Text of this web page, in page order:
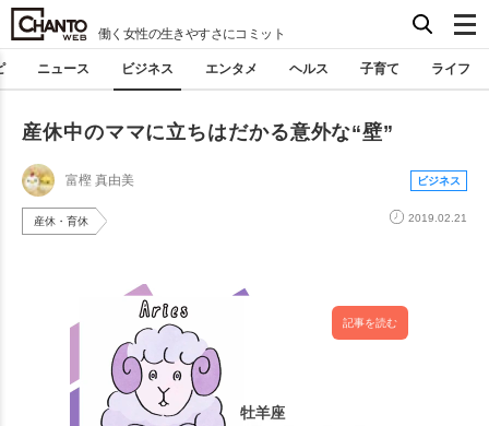
働く女性の生きやすさにコミット
ニュース ビジネス エンタメ ヘルス 子育て ライフ
産休中のママに立ちはだかる意外な“壁”
富樫 真由美 ビジネス
産休・育休 2019.02.21
記事を読む